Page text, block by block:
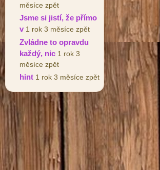
měsíce zpět
Jsme si jistí, že přímo
v 1 rok 3 měsíce zpět
Zvládne to opravdu
každý, nic 1 rok 3
měsíce zpět
hint 1 rok 3 měsíce zpět